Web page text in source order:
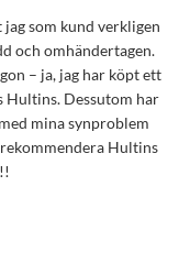
som kund verkligen
och omhändertagen.
– ja, jag har köpt ett
Hultins. Dessutom har
mina synproblem
Hultins